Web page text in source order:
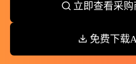
立即查看采
免费下载